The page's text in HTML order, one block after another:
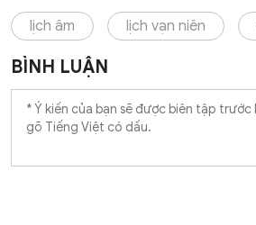
lịch âm lịch vạn niên
BÌNH LUẬN